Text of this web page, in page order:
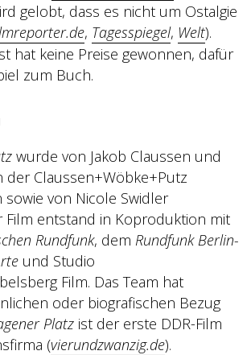
gelobt, dass es nicht um Ostalgie
, Tagesspiegel, Welt).
hat keine Preise gewonnen, dafür
zum Buch.
wurde von Jakob Claussen und
der Claussen+Wöbke+Putz
von Nicole Swidler
Film entstand in Koproduktion mit
Rundfunk, dem Rundfunk Berlin-
und Studio
Film. Das Team hat
oder biografischen Bezug
Platz ist der erste DDR-Film
(vierundzwanzig.de).